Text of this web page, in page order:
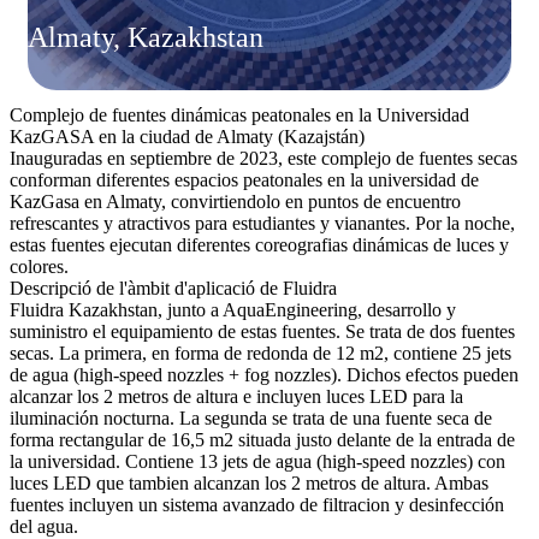
Almaty, Kazakhstan
Complejo de fuentes dinámicas peatonales en la Universidad
KazGASA en la ciudad de Almaty (Kazajstán)
Inauguradas en septiembre de 2023, este complejo de fuentes secas
conforman diferentes espacios peatonales en la universidad de
KazGasa en Almaty, convirtiendolo en puntos de encuentro
refrescantes y atractivos para estudiantes y vianantes. Por la noche,
estas fuentes ejecutan diferentes coreografias dinámicas de luces y
colores.
Descripció de l'àmbit d'aplicació de Fluidra
Fluidra Kazakhstan, junto a AquaEngineering, desarrollo y
suministro el equipamiento de estas fuentes. Se trata de dos fuentes
secas. La primera, en forma de redonda de 12 m2, contiene 25 jets
de agua (high-speed nozzles + fog nozzles). Dichos efectos pueden
alcanzar los 2 metros de altura e incluyen luces LED para la
iluminación nocturna. La segunda se trata de una fuente seca de
forma rectangular de 16,5 m2 situada justo delante de la entrada de
la universidad. Contiene 13 jets de agua (high-speed nozzles) con
luces LED que tambien alcanzan los 2 metros de altura. Ambas
fuentes incluyen un sistema avanzado de filtracion y desinfección
del agua.